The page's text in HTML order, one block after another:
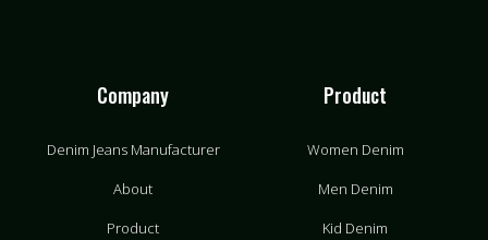
Company
Denim Jeans Manufacturer
About
Product
Product
Women Denim
Men Denim
Kid Denim